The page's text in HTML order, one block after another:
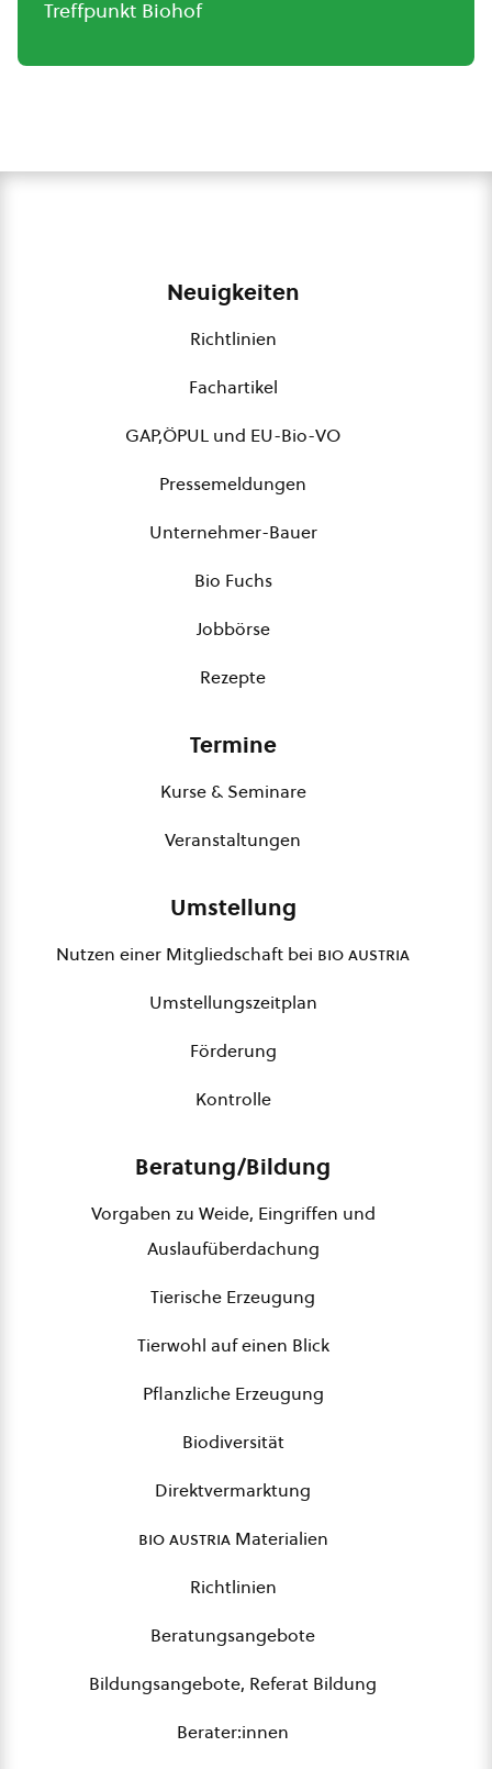
Treffpunkt Biohof
Neuigkeiten
Richtlinien
Fachartikel
GAP,ÖPUL und EU-Bio-VO
Pressemeldungen
Unternehmer-Bauer
Bio Fuchs
Jobbörse
Rezepte
Termine
Kurse & Seminare
Veranstaltungen
Umstellung
Nutzen einer Mitgliedschaft bei bio austria
Umstellungszeitplan
Förderung
Kontrolle
Beratung/Bildung
Vorgaben zu Weide, Eingriffen und
Auslaufüberdachung
Tierische Erzeugung
Tierwohl auf einen Blick
Pflanzliche Erzeugung
Biodiversität
Direktvermarktung
bio austriaMaterialien
Richtlinien
Beratungsangebote
Bildungsangebote, Referat Bildung
Berater:innen